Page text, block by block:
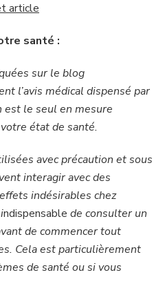
article
santé :
sur le blog
l’avis médical dispensé par
est le seul en mesure
état de santé.
avec précaution et sous
interagir avec des
indésirables chez
ndispensable de consulter un
de commencer tout
Cela est particulièrement
de santé ou si vous